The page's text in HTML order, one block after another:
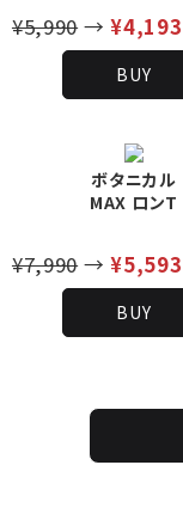
¥5,990→¥4,193
BUY
ボタニカル
MAX ロンT
¥7,990→¥5,593
BUY